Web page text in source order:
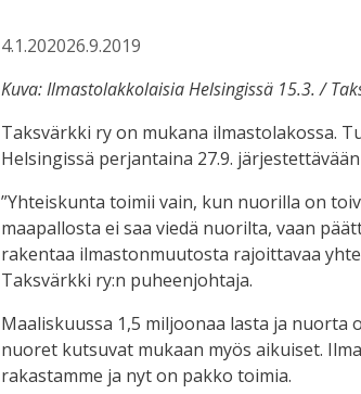
4.1.202026.9.2019
Kuva: Ilmastolakkolaisia Helsingissä 15.3. /
Taksvärkki ry on mukana ilmastolakossa.
Helsingissä perjantaina 27.9.
”Yhteiskunta toimii vain, kun nuorilla on
maapallosta ei saa viedä nuorilta, vaan
rakentaa ilmastonmuutosta rajoittavaa
Taksvärkki ry:n puheenjohtaja.
Maaliskuussa 1,5 miljoonaa lasta ja
nuoret kutsuvat mukaan myös aikuiset.
rakastamme ja nyt on pakko toimia.